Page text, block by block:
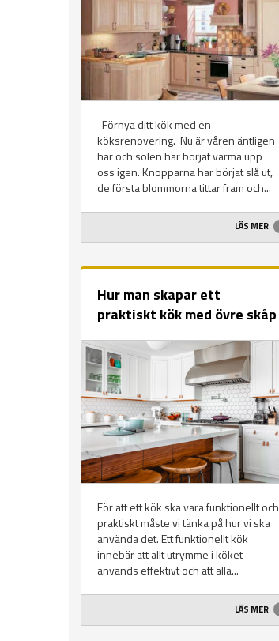
Förnya ditt kök med en
köksrenovering. Nu är våren äntligen
här och solen har börjat värma upp
oss igen. Knopparna har börjat slå ut,
de första blommorna tittar fram och...
LÄS MER
Hur man skapar ett
praktiskt kök med övre skåp
För att ett kök ska vara funktionellt och
praktiskt måste vi tänka på hur vi ska
använda det. Ett funktionellt kök
innebär att allt utrymme i köket
används effektivt och att alla...
LÄS MER